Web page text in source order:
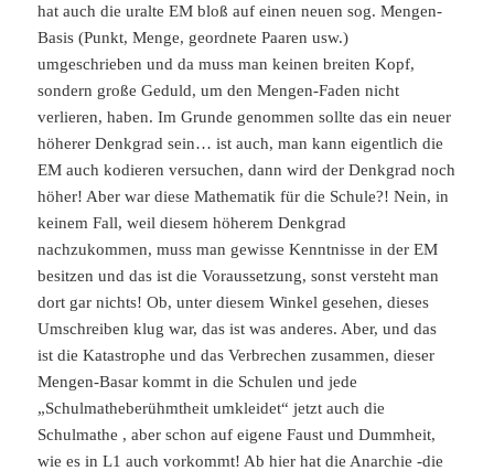
hat auch die uralte EM bloß auf einen neuen sog. Mengen-
Basis (Punkt, Menge, geordnete Paaren usw.)
umgeschrieben und da muss man keinen breiten Kopf,
sondern große Geduld, um den Mengen-Faden nicht
verlieren, haben. Im Grunde genommen sollte das ein neuer
höherer Denkgrad sein… ist auch, man kann eigentlich die
EM auch kodieren versuchen, dann wird der Denkgrad noch
höher! Aber war diese Mathematik für die Schule?! Nein, in
keinem Fall, weil diesem höherem Denkgrad
nachzukommen, muss man gewisse Kenntnisse in der EM
besitzen und das ist die Voraussetzung, sonst versteht man
dort gar nichts! Ob, unter diesem Winkel gesehen, dieses
Umschreiben klug war, das ist was anderes. Aber, und das
ist die Katastrophe und das Verbrechen zusammen, dieser
Mengen-Basar kommt in die Schulen und jede
„Schulmatheberühmtheit umkleidet“ jetzt auch die
Schulmathe , aber schon auf eigene Faust und Dummheit,
wie es in L1 auch vorkommt! Ab hier hat die Anarchie -die